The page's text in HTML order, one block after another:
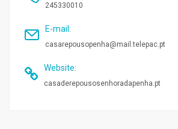
245330010
E-mail :
casarepousopenha@mail.telepac.pt
Website:
casaderepousosenhoradapenha.pt